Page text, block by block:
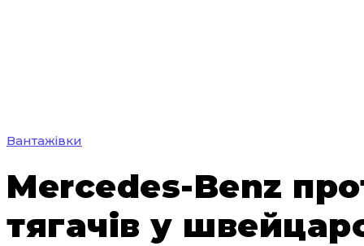
Вантажівки
Mercedes-Benz
тягачів у